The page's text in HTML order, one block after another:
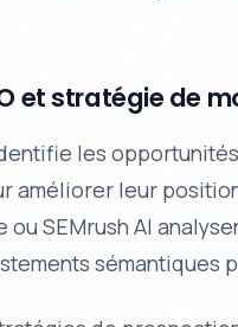
et stratégie de
identifie les
améliorer leur
ou SEMrush AI
sémantiques